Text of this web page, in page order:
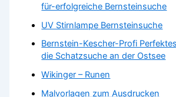
für-erfolgreiche Bernsteinsuche
UV Stirnlampe Bernsteinsuche
Bernstein-Kescher-Profi
die Schatzsuche an der Ostsee
Wikinger – Runen
Malvorlagen zum Ausdrucken